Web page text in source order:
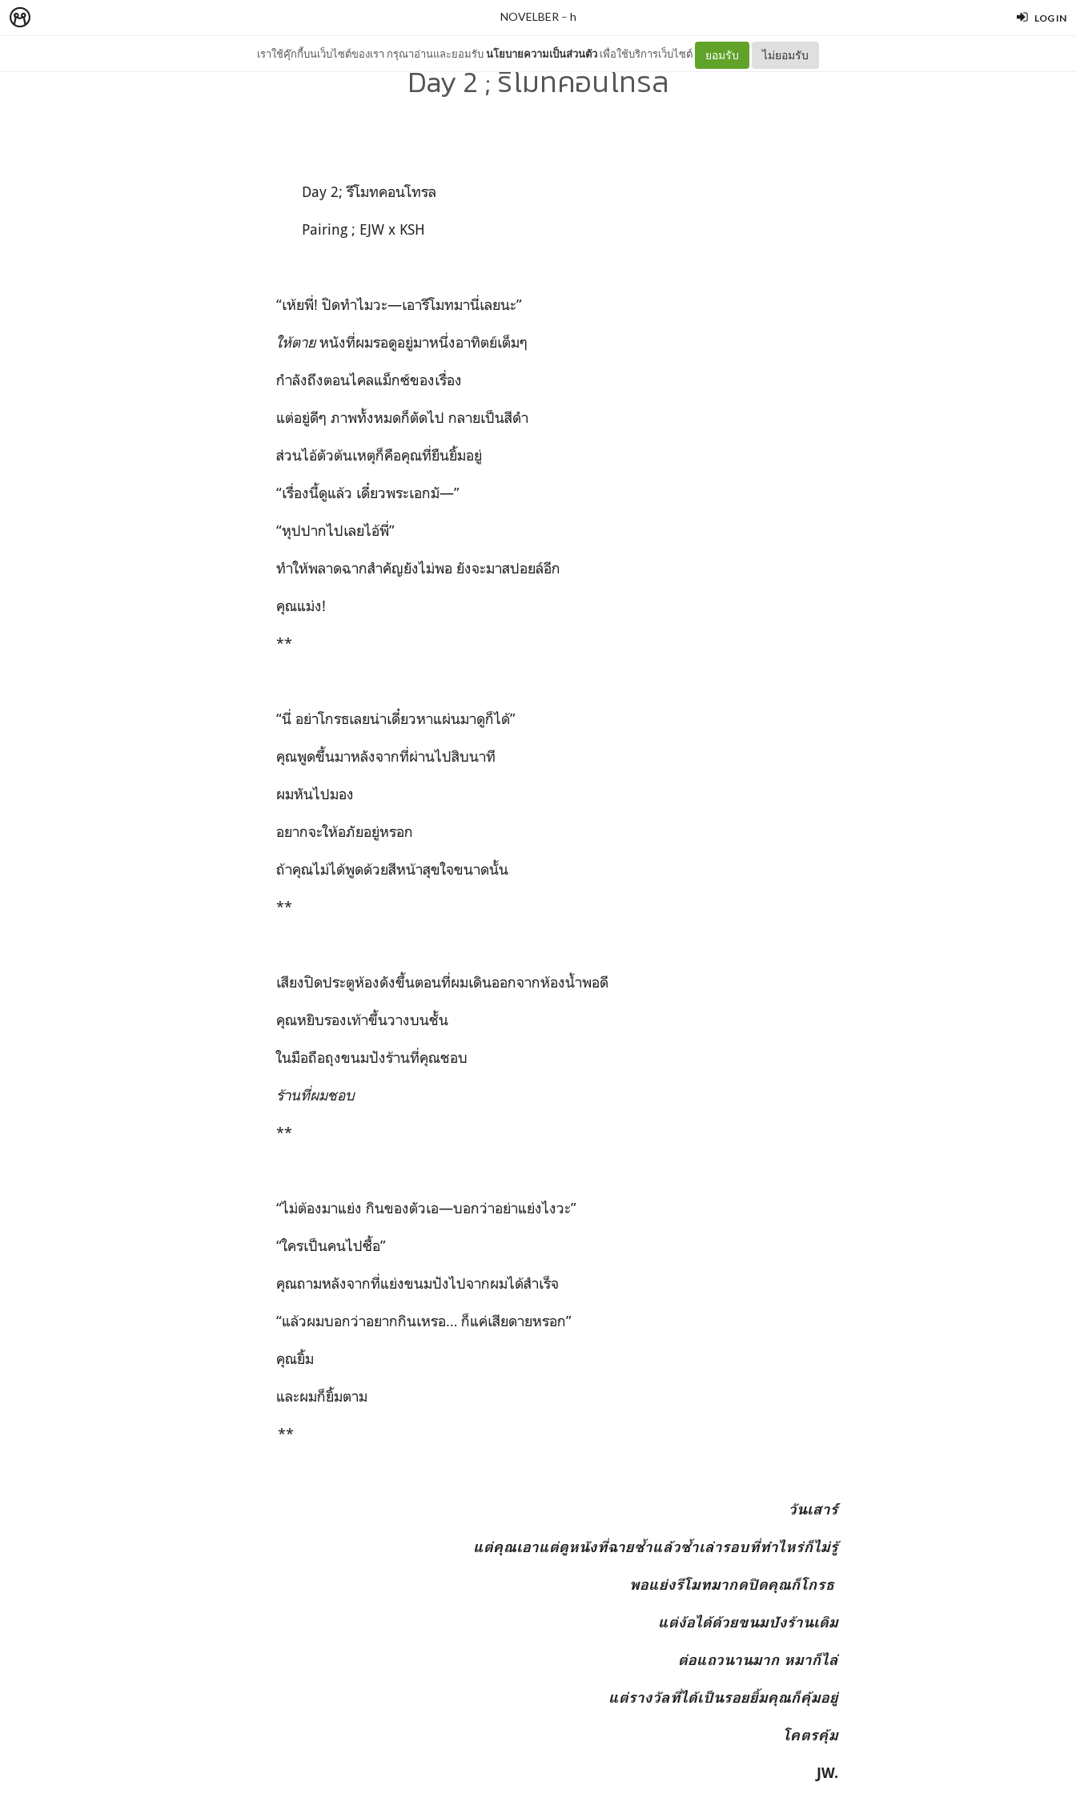
LOG IN
เราใช้คุ๊กกี้บนเว็บไซต์ของเรา กรุณาอ่านและยอมรับนโยบายความเป็นส่วนตัว เพื่อใช้บริการเว็บไซต์ ยอมรับ ไม่ยอมรับ
NOVELBER – h
Day 2 ; รีโมทคอนโทรล
Day 2; รีโมทคอนโทรล
Pairing ; EJW x KSH
“เห้ยพี่! ปิดทำไมวะ—เอารีโมทมานี่เลยนะ”
ให้ตายหนังที่ผมรอดูอยู่มาหนึ่งอาทิตย์เต็มๆ
กำลังถึงตอนไคลแม็กซ์ของเรื่อง
แต่อยู่ดีๆ ภาพทั้งหมดก็ตัดไป กลายเป็นสีดำ
ส่วนไอ้ตัวต้นเหตุก็คือคุณที่ยืนยิ้มอยู่
“เรื่องนี้ดูแล้ว เดี๋ยวพระเอกมั—”
“หุปปากไปเลยไอ้พี่”
ทำให้พลาดฉากสำคัญยังไม่พอ ยังจะมาสปอยล์อีก
คุณแม่ง!
**
“นี่ อย่าโกรธเลยน่าเดี๋ยวหาแผ่นมาดูก็ได้”
คุณพูดขึ้นมาหลังจากที่ผ่านไปสิบนาที
ผมหันไปมอง
อยากจะให้อภัยอยู่หรอก
ถ้าคุณไม่ได้พูดด้วยสีหน้าสุขใจขนาดนั้น
**
เสียงปิดประตูห้องดังขึ้นตอนที่ผมเดินออกจากห้องน้ำพอดี
คุณหยิบรองเท้าขึ้นวางบนชั้น
ในมือถือถุงขนมปังร้านที่คุณชอบ
ร้านที่ผมชอบ
**
“ไม่ต้องมาแย่ง กินของตัวเอ—บอกว่าอย่าแย่งไงวะ”
“ใครเป็นคนไปซื้อ”
คุณถามหลังจากที่แย่งขนมปังไปจากผมได้สำเร็จ
“แล้วผมบอกว่าอยากกินเหรอ… ก็แค่เสียดายหรอก”
คุณยิ้ม
และผมก็ยิ้มตาม
**
วันเสาร์
แต่คุณเอาแต่ดูหนังที่ฉายซ้ำแล้วซ้ำเล่ารอบที่ทำไหร่ก็ไม่รู้
พอแย่งรีโมทมากดปิดคุณก็โกรธ
แต่ง้อได้ด้วยขนมปังร้านเดิม
ต่อแถวนานมาก หมาก็ไล่
แต่รางวัลที่ได้เป็นรอยยิ้มคุณก็คุ้มอยู่
โคตรคุ้ม
JW.